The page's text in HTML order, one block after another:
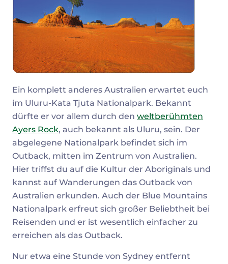
Ein komplett anderes Australien erwartet euch
im Uluru-Kata Tjuta Nationalpark. Bekannt
dürfte er vor allem durch den weltberühmten
Ayers Rock, auch bekannt als Uluru, sein. Der
abgelegene Nationalpark befindet sich im
Outback, mitten im Zentrum von Australien.
Hier triffst du auf die Kultur der Aboriginals und
kannst auf Wanderungen das Outback von
Australien erkunden. Auch der Blue Mountains
Nationalpark erfreut sich großer Beliebtheit bei
Reisenden und er ist wesentlich einfacher zu
erreichen als das Outback.
Nur etwa eine Stunde von Sydney entfernt